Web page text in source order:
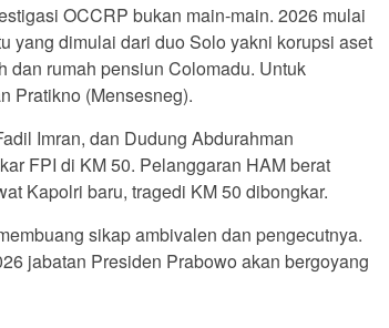
OCCRP bukan main-main. 2026 mulai
yang dimulai dari duo Solo yakni korupsi aset
dan rumah pensiun Colomadu. Untuk
Pratikno (Mensesneg).
Imran, dan Dudung Abdurahman
FPI di KM 50. Pelanggaran HAM berat
Kapolri baru, tragedi KM 50 dibongkar.
sikap ambivalen dan pengecutnya.
jabatan Presiden Prabowo akan bergoyang